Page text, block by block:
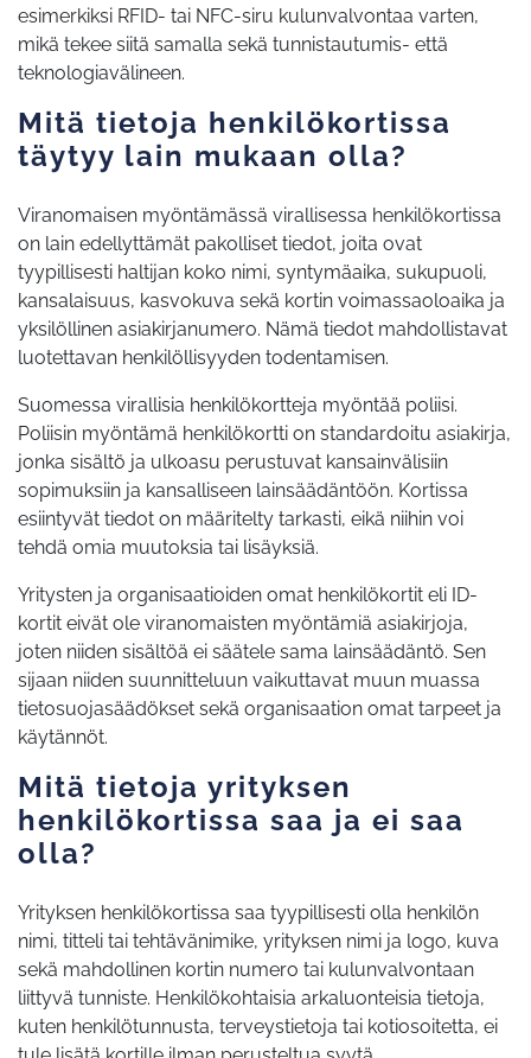
esimerkiksi RFID- tai NFC-siru kulunvalvontaa varten,
mikä tekee siitä samalla sekä tunnistautumis- että
teknologiavälineen.
Mitä tietoja henkilökortissa
täytyy lain mukaan olla?
Viranomaisen myöntämässä virallisessa henkilökortissa
on lain edellyttämät pakolliset tiedot, joita ovat
tyypillisesti haltijan koko nimi, syntymäaika, sukupuoli,
kansalaisuus, kasvokuva sekä kortin voimassaoloaika ja
yksilöllinen asiakirjanumero. Nämä tiedot mahdollistavat
luotettavan henkilöllisyyden todentamisen.
Suomessa virallisia henkilökortteja myöntää poliisi.
Poliisin myöntämä henkilökortti on standardoitu asiakirja,
jonka sisältö ja ulkoasu perustuvat kansainvälisiin
sopimuksiin ja kansalliseen lainsäädäntöön. Kortissa
esiintyvät tiedot on määritelty tarkasti, eikä niihin voi
tehdä omia muutoksia tai lisäyksiä.
Yritysten ja organisaatioiden omat henkilökortit eli ID-
kortit eivät ole viranomaisten myöntämiä asiakirjoja,
joten niiden sisältöä ei säätele sama lainsäädäntö. Sen
sijaan niiden suunnitteluun vaikuttavat muun muassa
tietosuojasäädökset sekä organisaation omat tarpeet ja
käytännöt.
Mitä tietoja yrityksen
henkilökortissa saa ja ei saa
olla?
Yrityksen henkilökortissa saa tyypillisesti olla henkilön
nimi, titteli tai tehtävänimike, yrityksen nimi ja logo, kuva
sekä mahdollinen kortin numero tai kulunvalvontaan
liittyvä tunniste. Henkilökohtaisia arkaluonteisia tietoja,
kuten henkilötunnusta, terveystietoja tai kotiosoitetta, ei